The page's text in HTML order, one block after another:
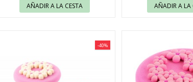
AÑADIR A LA CESTA
AÑADIR A LA
-40%